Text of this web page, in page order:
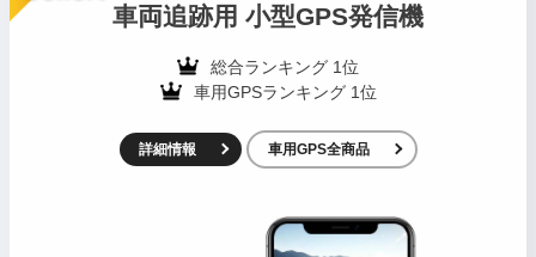
車両追跡用 小型GPS発信機
総合ランキング 1位
車用GPSランキング 1位
詳細情報 車用GPS全商品